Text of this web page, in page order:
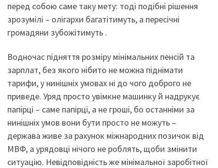
перед собою саме таку мету: тоді подібні рішення
зрозумілі – олігархи багатітимуть, а пересічні
громадяни зубожітимуть .
Водночас підняття розміру мінімальних пенсій та
зарплат, без якого нібито не можна піднімати
тарифи, у нинішніх умовах ні до чого доброго не
приведе. Уряд просто увімкне машинку й надрукує
папірці – саме папірці, а не гроші, бо останніми за
нинішніх умов вони бути просто не можуть –
держава живе за рахунок міжнародних позичок від
МВФ, а урядовці нічого не роблять, щоби змінити
ситуацію. Невідповідність же мінімальної заробітної